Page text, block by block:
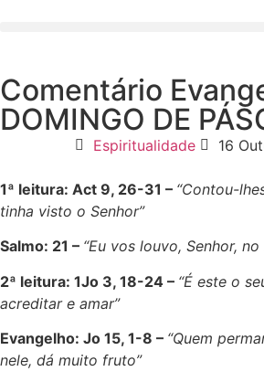
Comentário
DOMINGO DE
Espiritualidade 16
1ª leitura: Act 9, 26-31 – “Contou-
tinha visto o Senhor”
Salmo: 21 – “Eu vos louvo, Senhor,
2ª leitura: 1Jo 3, 18-24 – “É este o
acreditar e amar”
Evangelho: Jo 15, 1-8 – “Quem
nele, dá muito fruto”